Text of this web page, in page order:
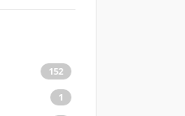
152
1